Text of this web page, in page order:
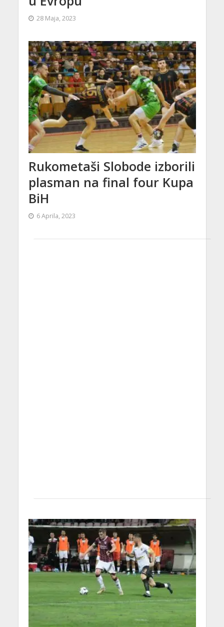
28 Maja, 2023
Rukometaši Slobode izborili
plasman na final four Kupa
BiH
6 Aprila, 2023